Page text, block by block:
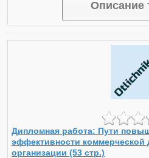
Описание
Дипломная работа: Пути
эффективности коммерческой
организации (53 стр.)